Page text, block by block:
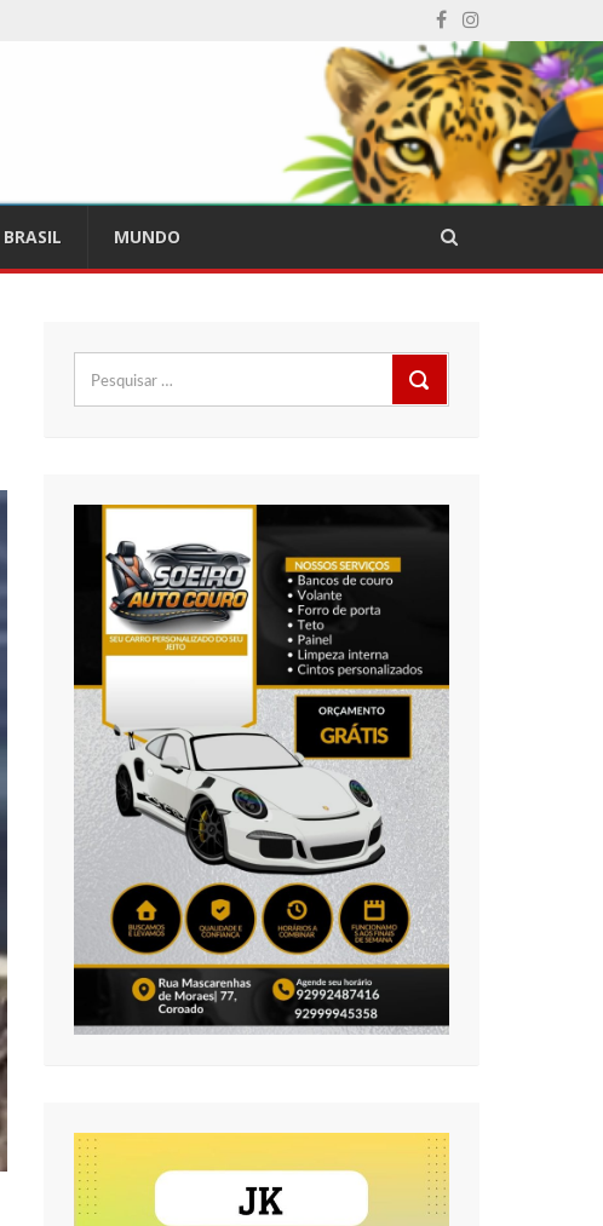
BRASIL MUNDO
por: